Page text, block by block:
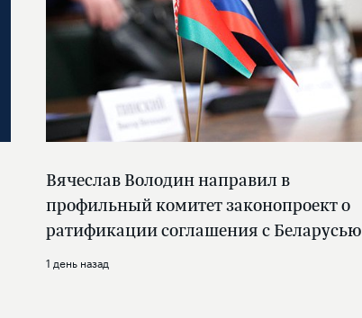
Вячеслав Володин направил в
профильный комитет законопроект о
ратификации соглашения с Беларусью
1 день назад